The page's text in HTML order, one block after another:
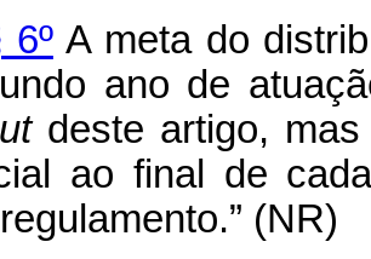
6ºA meta do
ano de
deste artigo, mas
ao final de